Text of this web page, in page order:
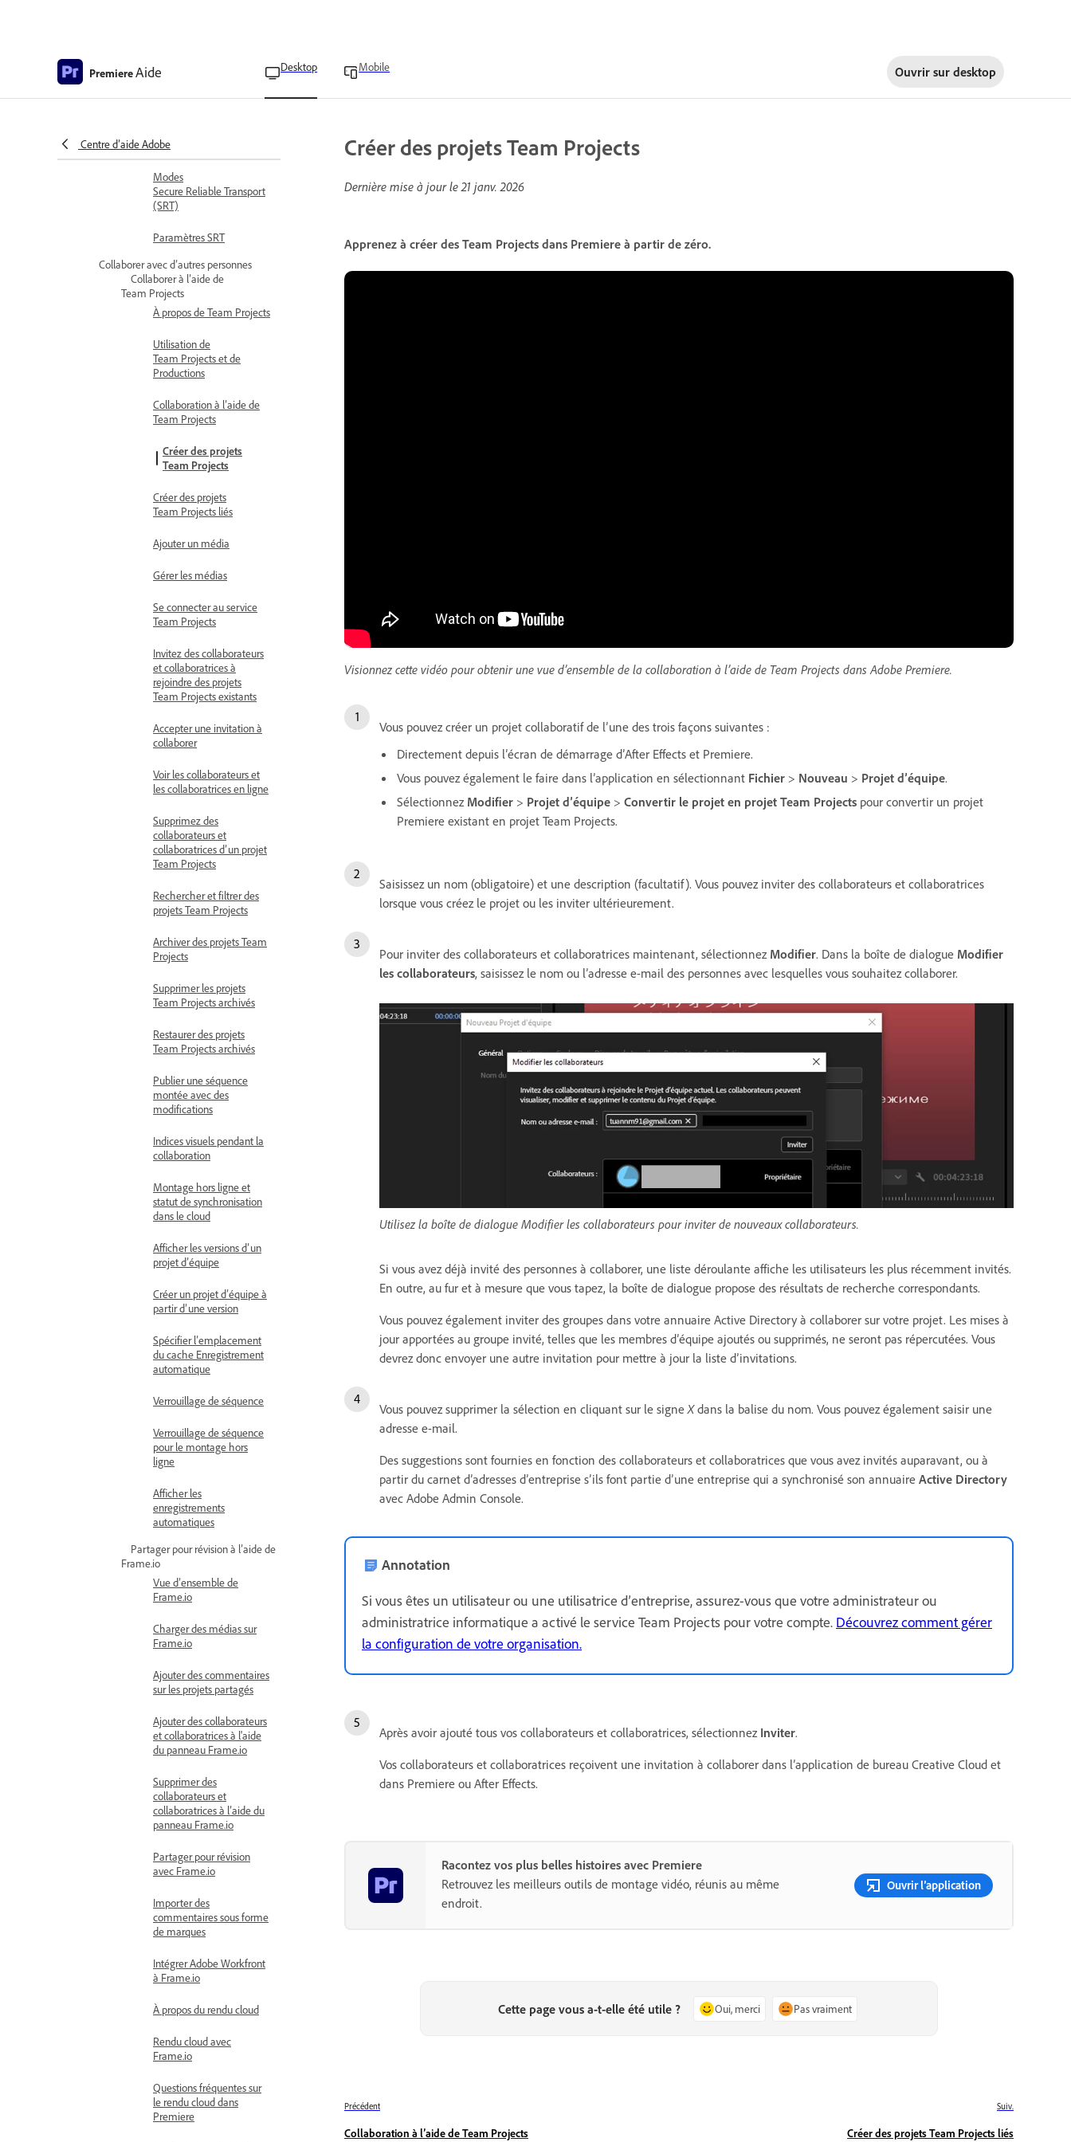
PremiereAide Desktop Mobile Ouvrir sur desktop
Centre d’aide Adobe
Diffuser une vidéo
Secure Reliable Transport
Reliable Transport
Modes
Secure Reliable Transport
(SRT)
Paramètres SRT
Collaborer avec d’autres personnes
Collaborer à l’aide de
Team Projects
À propos de Team Projects
Utilisation de
Team Projects et de
Productions
Collaboration à l’aide de
Team Projects
Créer des projets
Team Projects
Créer des projets
Team Projects liés
Ajouter un média
Gérer les médias
Se connecter au service
Team Projects
Invitez des collaborateurs
et collaboratrices à
rejoindre des projets
Team Projects existants
Accepter une invitation à
collaborer
Voir les collaborateurs et
les collaboratrices en ligne
Supprimez des
collaborateurs et
collaboratrices d’un projet
Team Projects
Rechercher et filtrer des
projets Team Projects
Archiver des projets Team
Projects
Supprimer les projets
Team Projects archivés
Restaurer des projets
Team Projects archivés
Publier une séquence
montée avec des
modifications
Indices visuels pendant la
collaboration
Montage hors ligne et
statut de synchronisation
dans le cloud
Afficher les versions d’un
projet d’équipe
Créer un projet d’équipe à
partir d’une version
Spécifier l’emplacement
du cache Enregistrement
automatique
Verrouillage de séquence
Verrouillage de séquence
pour le montage hors
ligne
Afficher les
enregistrements
automatiques
Partager pour révision à l’aide de
Frame.io
Vue d’ensemble de
Frame.io
Charger des médias sur
Frame.io
Ajouter des commentaires
sur les projets partagés
Ajouter des collaborateurs
et collaboratrices à l'aide
du panneau Frame.io
Supprimer des
collaborateurs et
collaboratrices à l’aide du
panneau Frame.io
Partager pour révision
avec Frame.io
Importer des
commentaires sous forme
de marques
Intégrer Adobe Workfront
à Frame.io
À propos du rendu cloud
Rendu cloud avec
Frame.io
Questions fréquentes sur
le rendu cloud dans
Premiere
Créer des projets Team Projects
Dernière mise à jour le21 janv. 2026
Apprenez à créer des Team Projects dans Premiere à partir de zéro.
Visionnez cette vidéo pour obtenir une vue d’ensemble de la collaboration à l’aide de Team Projects dans Adobe Premiere.
Vous pouvez créer un projet collaboratif de l’une des trois façons suivantes :
Directement depuis l’écran de démarrage d’After Effects et Premiere.
Vous pouvez également le faire dans l’application en sélectionnant Fichier > Nouveau > Projet d’équipe.
Sélectionnez Modifier > Projet d’équipe > Convertir le projet en projet Team Projects pour convertir un projet
Premiere existant en projet Team Projects.
Saisissez un nom (obligatoire) et une description (facultatif). Vous pouvez inviter des collaborateurs et collaboratrices
lorsque vous créez le projet ou les inviter ultérieurement.
Pour inviter des collaborateurs et collaboratrices maintenant, sélectionnez Modifier. Dans la boîte de dialogue Modifier
les collaborateurs, saisissez le nom ou l’adresse e-mail des personnes avec lesquelles vous souhaitez collaborer.
Utilisez la boîte de dialogue Modifier les collaborateurs pour inviter de nouveaux collaborateurs.
Si vous avez déjà invité des personnes à collaborer, une liste déroulante affiche les utilisateurs les plus récemment invités.
En outre, au fur et à mesure que vous tapez, la boîte de dialogue propose des résultats de recherche correspondants.
Vous pouvez également inviter des groupes dans votre annuaire Active Directory à collaborer sur votre projet. Les mises à
jour apportées au groupe invité, telles que les membres d’équipe ajoutés ou supprimés, ne seront pas répercutées. Vous
devrez donc envoyer une autre invitation pour mettre à jour la liste d’invitations.
Vous pouvez supprimer la sélection en cliquant sur le signeXdans la balise du nom. Vous pouvez également saisir une
adresse e-mail.
Des suggestions sont fournies en fonction des collaborateurs et collaboratrices que vous avez invités auparavant, ou à
partir du carnet dʼadresses dʼentreprise s’ils font partie d’une entreprise qui a synchronisé son annuaire Active Directory
avec Adobe Admin Console.
Annotation
Si vous êtes un utilisateur ou une utilisatrice d’entreprise, assurez-vous que votre administrateur ou
administratrice informatique a activé le service Team Projects pour votre compte. Découvrez comment gérer
la configuration de votre organisation.
Après avoir ajouté tous vos collaborateurs et collaboratrices, sélectionnez Inviter.
Vos collaborateurs et collaboratrices reçoivent une invitation à collaborer dans l’application de bureau Creative Cloud et
dans Premiere ou After Effects.
Racontez vos plus belles histoires avec Premiere
Retrouvez les meilleurs outils de montage vidéo, réunis au même
endroit.
Ouvrir l’application
Cette page vous a-t-elle été utile ? Oui, merci Pas vraiment
Précédent
Collaboration à l’aide de Team Projects
Suiv.
Créer des projets Team Projects liés